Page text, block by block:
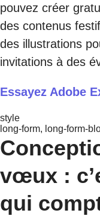
pouvez créer
des contenus
des illustrations
invitations à des
Essayez Adobe
style
long-form, long-form-
vœux :
qui